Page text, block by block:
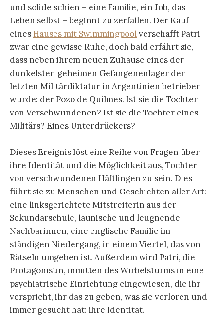
und solide schien – eine Familie, ein Job, das
Leben selbst – beginnt zu zerfallen. Der Kauf
eines Hauses mit Swimmingpoolverschafft Patri
zwar eine gewisse Ruhe, doch bald erfährt sie,
dass neben ihrem neuen Zuhause eines der
dunkelsten geheimen Gefangenenlager der
letzten Militärdiktatur in Argentinien betrieben
wurde: der Pozo de Quilmes. Ist sie die Tochter
von Verschwundenen? Ist sie die Tochter eines
Militärs? Eines Unterdrückers?
Dieses Ereignis löst eine Reihe von Fragen über
ihre Identität und die Möglichkeit aus, Tochter
von verschwundenen Häftlingen zu sein. Dies
führt sie zu Menschen und Geschichten aller Art:
eine linksgerichtete Mitstreiterin aus der
Sekundarschule, launische und leugnende
Nachbarinnen, eine englische Familie im
ständigen Niedergang, in einem Viertel, das von
Rätseln umgeben ist. Außerdem wird Patri, die
Protagonistin, inmitten des Wirbelsturms in eine
psychiatrische Einrichtung eingewiesen, die ihr
verspricht, ihr das zu geben, was sie verloren und
immer gesucht hat: ihre Identität.